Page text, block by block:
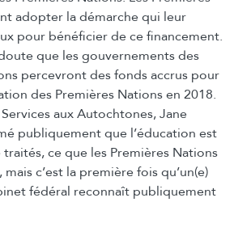
adopter la démarche qui leur
pour bénéficier de ce financement.
que les gouvernements des
percevront des fonds accrus pour
des Premières Nations en 2018.
aux Autochtones, Jane
publiquement que l’éducation est
ce que les Premières Nations
c’est la première fois qu’un(e)
fédéral reconnaît publiquement